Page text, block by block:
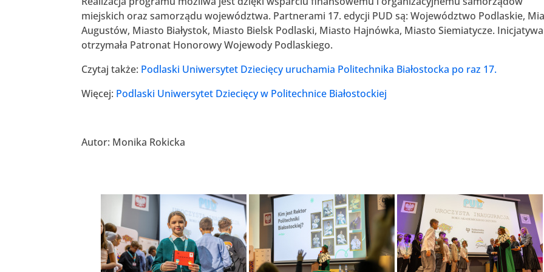
miejskich oraz samorządu województwa. Partnerami 17. edycji PUD są: Województwo Podlaskie,
Augustów, Miasto Białystok, Miasto Bielsk Podlaski, Miasto Hajnówka, Miasto Siemiatycze. Inicjatywa
otrzymała Patronat Honorowy Wojewody Podlaskiego.
Czytaj także: Podlaski Uniwersytet Dziecięcy uruchamia Politechnika Białostocka po raz 17.
Więcej: Podlaski Uniwersytet Dziecięcy w Politechnice Białostockiej
Autor: Monika Rokicka